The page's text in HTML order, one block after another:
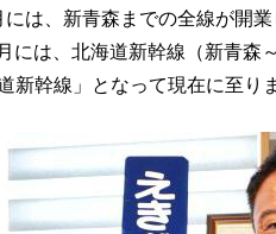
は、新青森までの全線が開
には、北海道新幹線（新青森
新幹線」となって現在に至り